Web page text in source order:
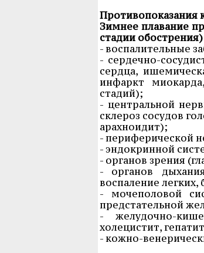
Противопоказания
Зимнее плавание
стадии
- воспалительные
- сердечно-
сердца,
инфаркт
стадий);
- центральной
склероз сосудов
арахноидит);
- периферической
- эндокринной
- органов зрения
- органов
воспаление
- мочеполовой
предстательной
- желудочно-
холецистит,
- кожно-